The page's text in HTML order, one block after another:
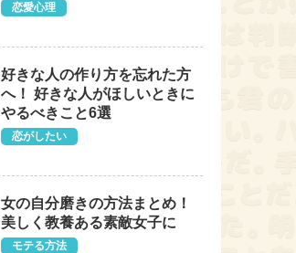
恋愛心理
好きな人の作り方を忘れた方
へ！ 好きな人がほしいときに
やるべきこと6選
恋がしたい
女の自分磨きの方法まとめ！
美しく教養ある素敵女子に
モテる方法